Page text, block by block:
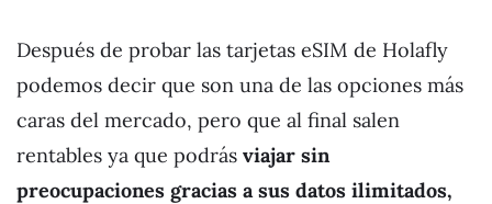
Después de probar las tarjetas eSIM de Holafly
podemos decir que son una de las opciones más
caras del mercado, pero que al final salen
rentables ya que podrás viajar sin
preocupaciones gracias a sus datos ilimitados,